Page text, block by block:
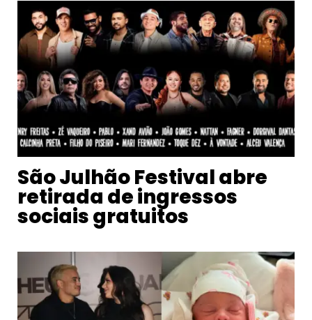
São Julhão Festival abre
retirada de ingressos
sociais gratuitos